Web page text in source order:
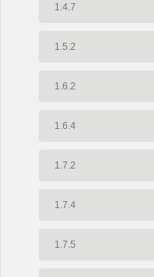
1.4.7
1.5.2
1.6.2
1.6.4
1.7.2
1.7.4
1.7.5